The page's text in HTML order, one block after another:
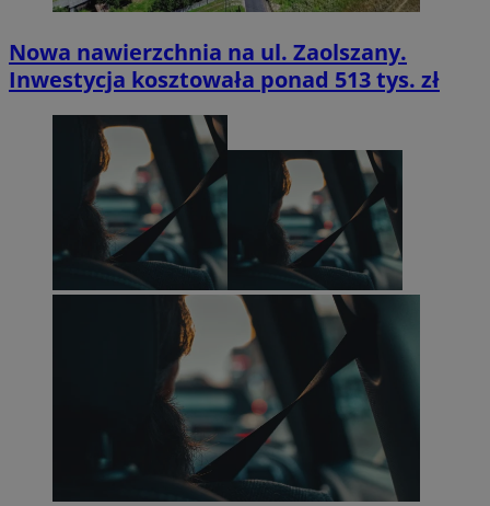
Nowa nawierzchnia na ul. Zaolszany.
Inwestycja kosztowała ponad 513 tys. zł